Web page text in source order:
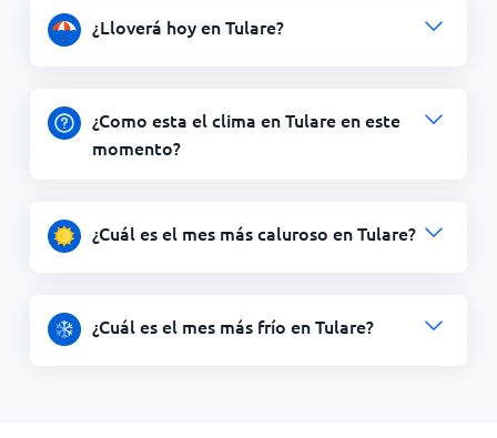
¿Lloverá hoy en Tulare?
¿Como esta el clima en Tulare en este
momento?
¿Cuál es el mes más caluroso en Tulare?
¿Cuál es el mes más frío en Tulare?